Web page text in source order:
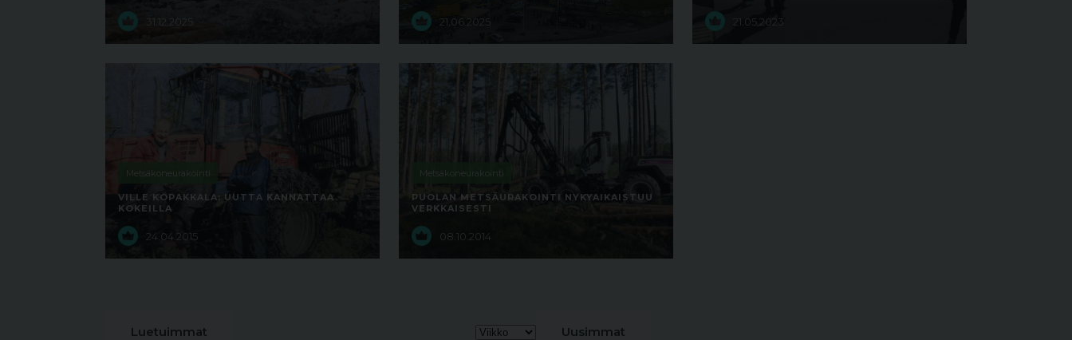
31.12.2025 21.06.2025 21.05.2023
Metsäkoneurakointi
VILLE KOPAKKALA: UUTTA KANNATTAA
KOKEILLA
24.04.2015
Metsäkoneurakointi
PUOLAN METSÄURAKOINTI NYKYAIKAISTUU
VERKKAISESTI
08.10.2014
Luetuimmat Uusimmat